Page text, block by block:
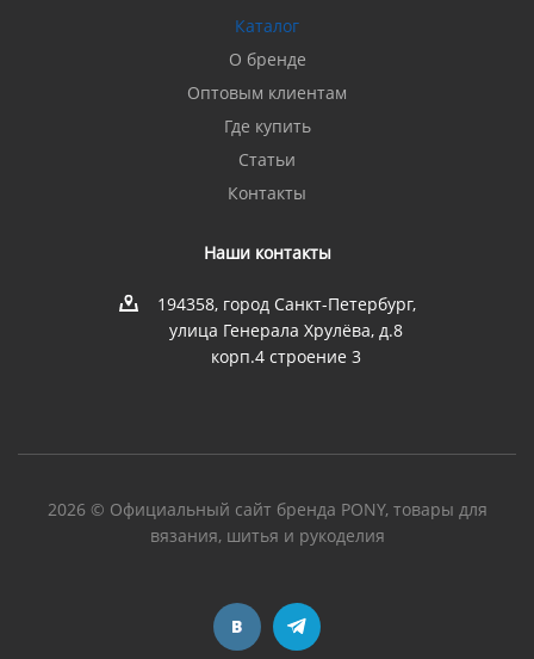
Каталог
О бренде
Оптовым клиентам
Где купить
Статьи
Контакты
Наши контакты
194358, город Санкт-Петербург,
улица Генерала Хрулёва, д.8
корп.4 строение 3
2026 © Официальный сайт бренда PONY, товары для
вязания, шитья и рукоделия